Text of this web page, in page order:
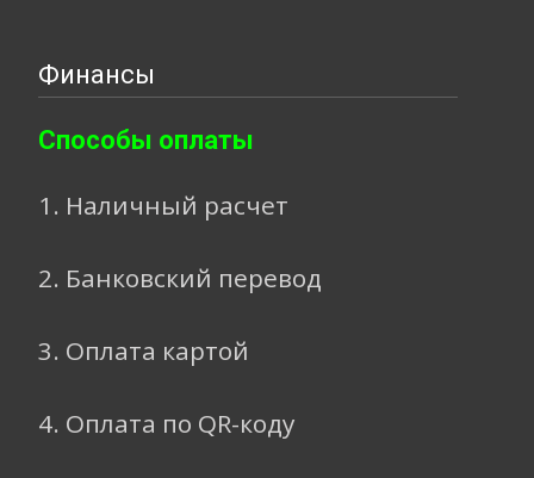
Финансы
Способы оплаты
1. Наличный расчет
2. Банковский перевод
3. Оплата картой
4. Оплата по QR-коду